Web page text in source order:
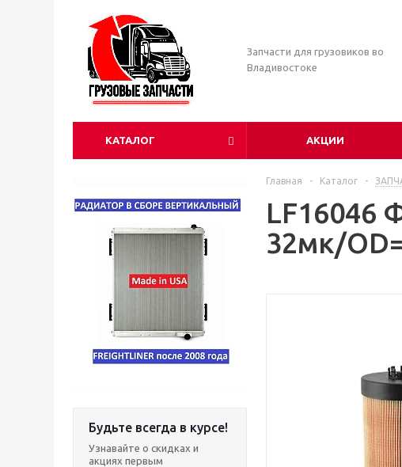
Запчасти для грузовиков во
Владивостоке
КАТАЛОГ АКЦИИ
Будьте всегда в курсе!
Узнавайте о скидках и
акциях первым
Главная - Каталог -
LF16046
32мк/